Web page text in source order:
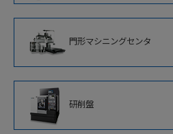
2サドルCNC旋盤
並行スピンドルCNC旋盤
立形CNC旋盤
アルミホイール加工専用機
立形マシニングセンタ
横形マシニングセンタ
門形マシニングセンタ
5面加工門形マシニングセンタ
門形マシニングセンタ
研削盤